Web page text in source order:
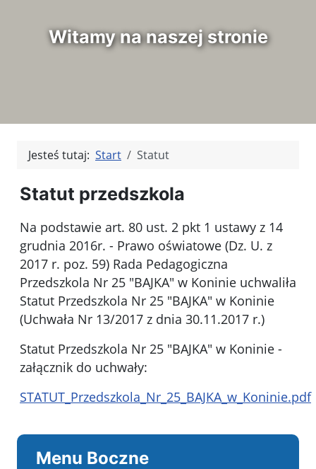
Witamy na naszej stronie
Menu Boczne
Jesteś tutaj: Start Statut
Statut przedszkola
Na podstawie art. 80 ust. 2 pkt 1 ustawy z 14
grudnia 2016r. - Prawo oświatowe (Dz. U. z
2017 r. poz. 59) Rada Pedagogiczna
Przedszkola Nr 25 "BAJKA" w Koninie uchwaliła
Statut Przedszkola Nr 25 "BAJKA" w Koninie
(Uchwała Nr 13/2017 z dnia 30.11.2017 r.)
Statut Przedszkola Nr 25 "BAJKA" w Koninie -
załącznik do uchwały:
STATUT_Przedszkola_Nr_25_BAJKA_w_Koninie.pdf